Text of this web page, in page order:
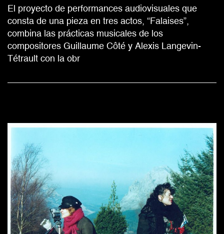
El proyecto de performances audiovisuales que
consta de una pieza en tres actos, “Falaises”,
combina las prácticas musicales de los
compositores Guillaume Côté y Alexis Langevin-
Tétrault con la obr